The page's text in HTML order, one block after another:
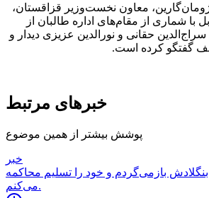
معاون نخست‌وزیر قزاقستان،
با شماری از مقام‌های اداره طالبان از
حقانی و نورالدین عزیزی دیدار و
گفتگو کرده است.
خبرهای مرتبط
پوشش بیشتر از همین موضوع
خبر
بازمی‌گردم و خود را تسلیم محاکمه
می‌کنم.